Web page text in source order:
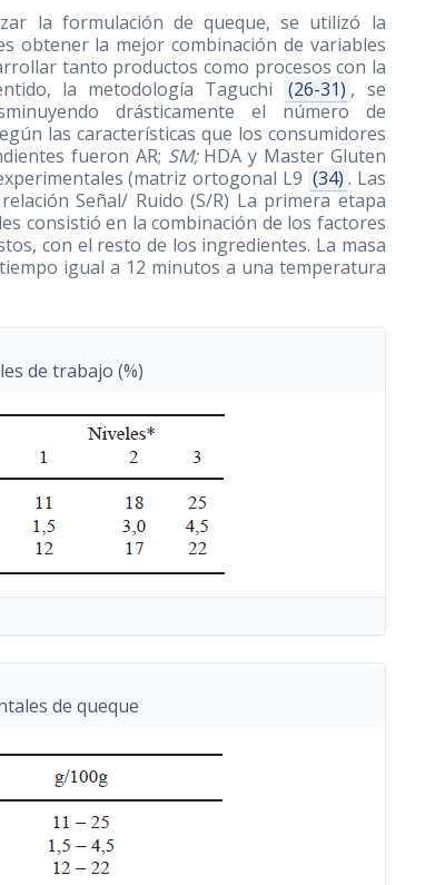
la formulación de queque, se utilizó la
obtener la mejor combinación de variables
tanto productos como procesos con la
la metodología Taguchi
(26-31) , se
drásticamente el número de
las características que los consumidores
fueron AR; SM;HDA y Master Gluten
(matriz ortogonal L9 (34) . Las
Señal/ Ruido (S/R) La primera etapa
consistió en la combinación de los factores
con el resto de los ingredientes. La masa
igual a 12 minutos a una temperatura
de trabajo (%)
de queque